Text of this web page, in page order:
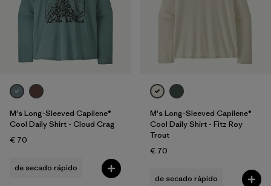
M's Long-Sleeved Capilene®
Cool Daily Shirt - Cloud Crag
€ 70
de secado rápido
M's Long-Sleeved Capilene®
Cool Daily Shirt - Fitz Roy
Trout
€ 70
de secado rápido